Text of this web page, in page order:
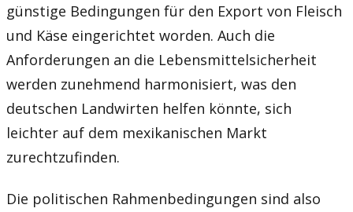
günstige Bedingungen für den Export von Fleisch
und Käse eingerichtet worden. Auch die
Anforderungen an die Lebensmittelsicherheit
werden zunehmend harmonisiert, was den
deutschen Landwirten helfen könnte, sich
leichter auf dem mexikanischen Markt
zurechtzufinden.
Die politischen Rahmenbedingungen sind also